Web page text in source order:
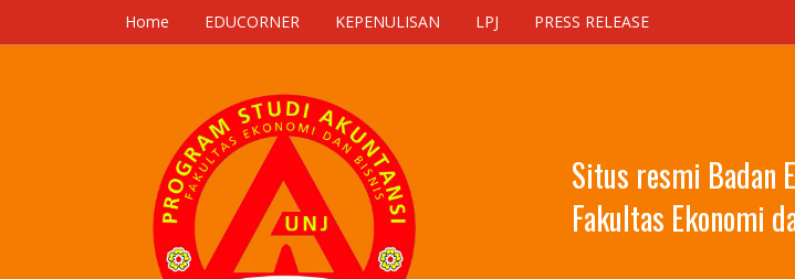
Home EDUCORNER KEPENULISAN LPJ PRESS RELEASE
Situs resmi Badan
Fakultas Ekonomi